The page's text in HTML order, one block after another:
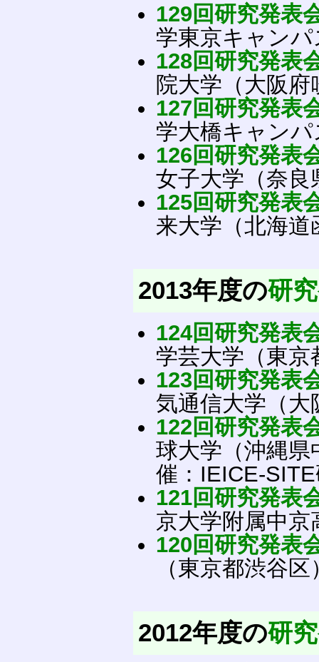
129回研究発表
学東京キャン
128回研究発表
院大学（大阪府
127回研究発表
学大橋キャン
126回研究発表
女子大学（奈良
125回研究発表
来大学（北海道
2013年度の研
124回研究発表
学芸大学（東京
123回研究発表
気通信大学（大
122回研究発表
球大学（沖縄県
催：IEICE-
121回研究発表
京大学附属中京
120回研究発表
（東京都渋谷区
2012年度の研